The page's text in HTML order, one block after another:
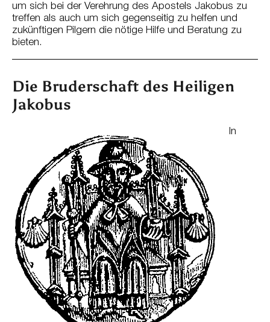
um sich bei der Verehrung des Apostels Jakobus zu
treffen als auch um sich gegenseitig zu helfen und
zukünftigen Pilgern die nötige Hilfe und Beratung zu
bieten.
Die Bruderschaft des Heiligen
Jakobus
In